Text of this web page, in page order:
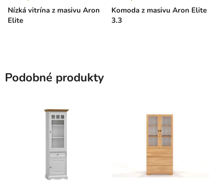
Nízká vitrína z masivu Aron
Elite
Komoda z masivu Aron Elite
3.3
Podobné produkty